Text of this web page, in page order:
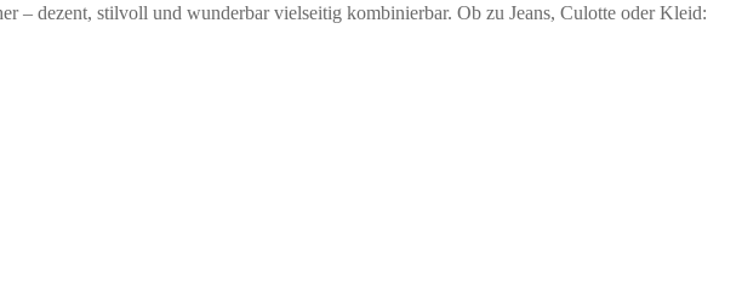
– dezent, stilvoll und wunderbar vielseitig kombinierbar. Ob zu Jeans, Culotte oder Kleid: